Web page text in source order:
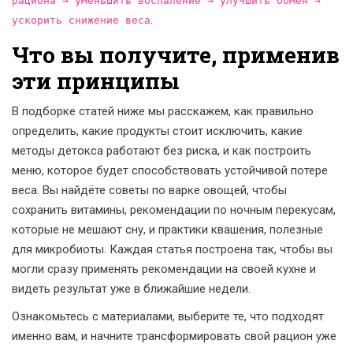
ускорить снижение веса.
Что вы получите, применив
эти принципы
В подборке статей ниже мы расскажем, как правильно
определить, какие продукты стоит исключить, какие
методы детокса работают без риска, и как построить
меню, которое будет способствовать устойчивой потере
веса. Вы найдёте советы по варке овощей, чтобы
сохранить витамины, рекомендации по ночным перекусам,
которые не мешают сну, и практики квашения, полезные
для микробиоты. Каждая статья построена так, чтобы вы
могли сразу применять рекомендации на своей кухне и
видеть результат уже в ближайшие недели.
Ознакомьтесь с материалами, выберите те, что подходят
именно вам, и начните трансформировать свой рацион уже